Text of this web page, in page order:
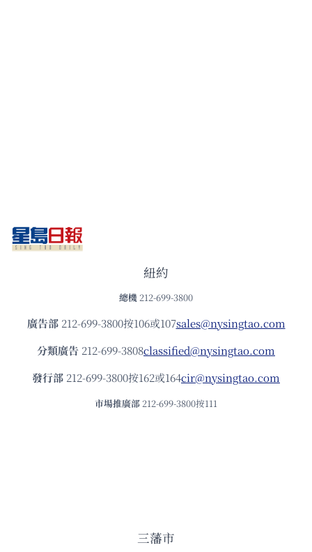
紐約
總機 212-699-3800
廣告部212-699-3800按106或107sales@nysingtao.com
分類廣告 212-699-3808classified@nysingtao.com
發⾏部 212-699-3800按162或164cir@nysingtao.com
市場推廣部 212-699-3800按111
三藩市